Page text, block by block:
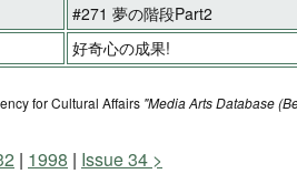
#271 夢の階段Part2
好奇心の成果!
for Cultural Affairs "Media Arts Database
1998 Issue 34